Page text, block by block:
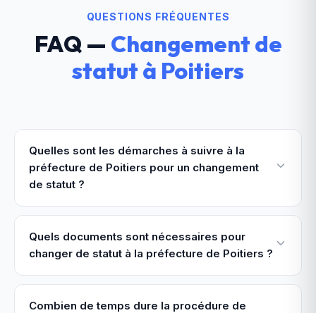
QUESTIONS FRÉQUENTES
FAQ — Changement de
statut à Poitiers
Quelles sont les démarches à suivre à la
préfecture de Poitiers pour un changement
de statut ?
Quels documents sont nécessaires pour
changer de statut à la préfecture de Poitiers ?
Combien de temps dure la procédure de